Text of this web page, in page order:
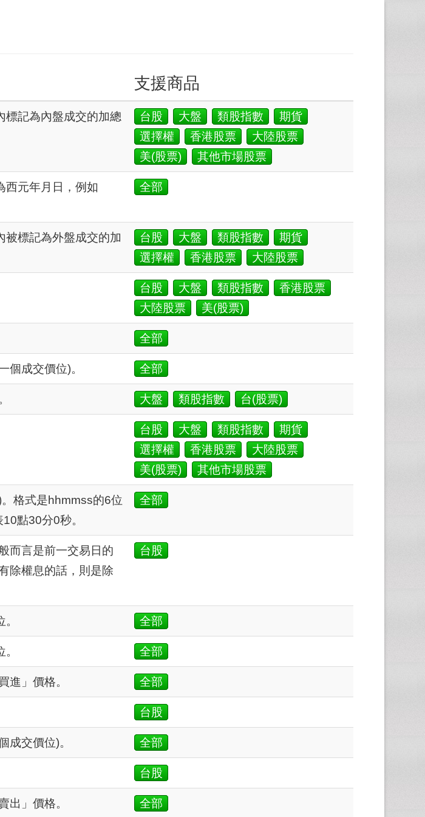
支援商品
標記為內盤成交的加總
台股 大盤 類股指數
期貨
選擇權
香港股票
大陸股票
美(股票)
其他市場股票
西元年月日，例如
全部
被標記為外盤成交的加
台股 大盤 類股指數
期貨
選擇權
香港股票 大陸股票
台股 大盤 類股指數
香港股票
大陸股票
美(股票)
全部
個成交價位)。 全部
大盤 類股指數 台(股票)
台股 大盤 類股指數
期貨
選擇權
香港股票
大陸股票
美(股票)
其他市場股票
格式是hhmmss的6位
點30分0秒。
全部
而言是前一交易日的
除權息的話，則是除
台股
全部
全部
進」價格。 全部
台股
成交價位)。 全部
台股
出」價格。 全部